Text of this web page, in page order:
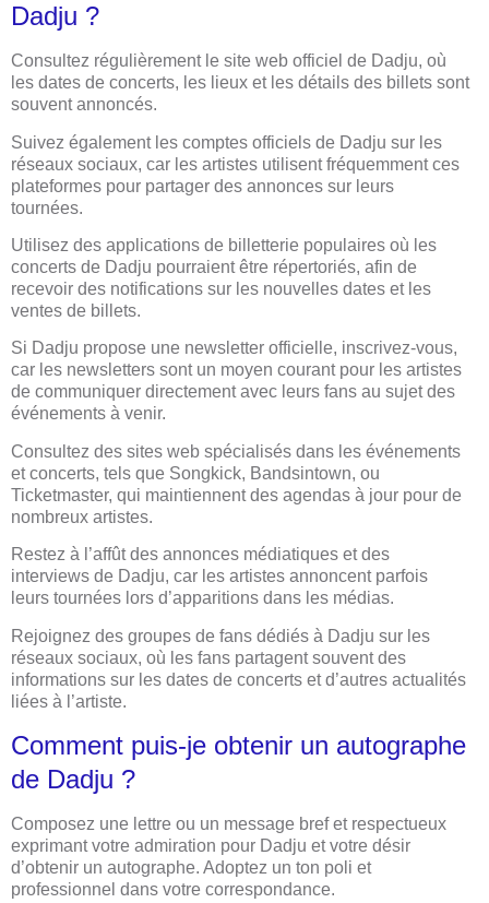
Dadju ?
Consultez régulièrement le site web officiel de Dadju, où
les dates de concerts, les lieux et les détails des billets sont
souvent annoncés.
Suivez également les comptes officiels de Dadju sur les
réseaux sociaux, car les artistes utilisent fréquemment ces
plateformes pour partager des annonces sur leurs
tournées.
Utilisez des applications de billetterie populaires où les
concerts de Dadju pourraient être répertoriés, afin de
recevoir des notifications sur les nouvelles dates et les
ventes de billets.
Si Dadju propose une newsletter officielle, inscrivez-vous,
car les newsletters sont un moyen courant pour les artistes
de communiquer directement avec leurs fans au sujet des
événements à venir.
Consultez des sites web spécialisés dans les événements
et concerts, tels que Songkick, Bandsintown, ou
Ticketmaster, qui maintiennent des agendas à jour pour de
nombreux artistes.
Restez à l’affût des annonces médiatiques et des
interviews de Dadju, car les artistes annoncent parfois
leurs tournées lors d’apparitions dans les médias.
Rejoignez des groupes de fans dédiés à Dadju sur les
réseaux sociaux, où les fans partagent souvent des
informations sur les dates de concerts et d’autres actualités
liées à l’artiste.
Comment puis-je obtenir un autographe
de Dadju ?
Composez une lettre ou un message bref et respectueux
exprimant votre admiration pour Dadju et votre désir
d’obtenir un autographe. Adoptez un ton poli et
professionnel dans votre correspondance.